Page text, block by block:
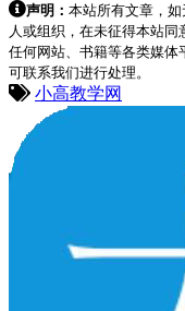
声明： 本站所有文章，
人或组织，在未征得本站
任何网站、书籍等各类媒体
可联系我们进行处理。
小高教学网